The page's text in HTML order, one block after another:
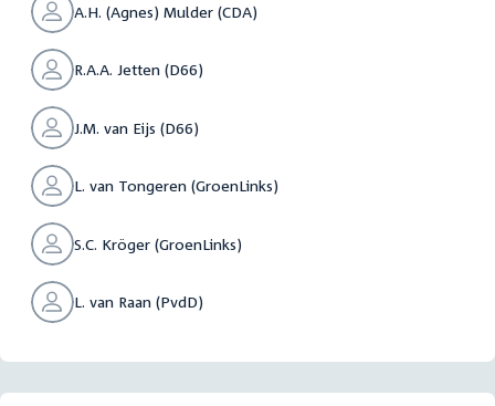
A.H. (Agnes) Mulder (CDA)
R.A.A. Jetten (D66)
J.M. van Eijs (D66)
L. van Tongeren (GroenLinks)
S.C. Kröger (GroenLinks)
L. van Raan (PvdD)